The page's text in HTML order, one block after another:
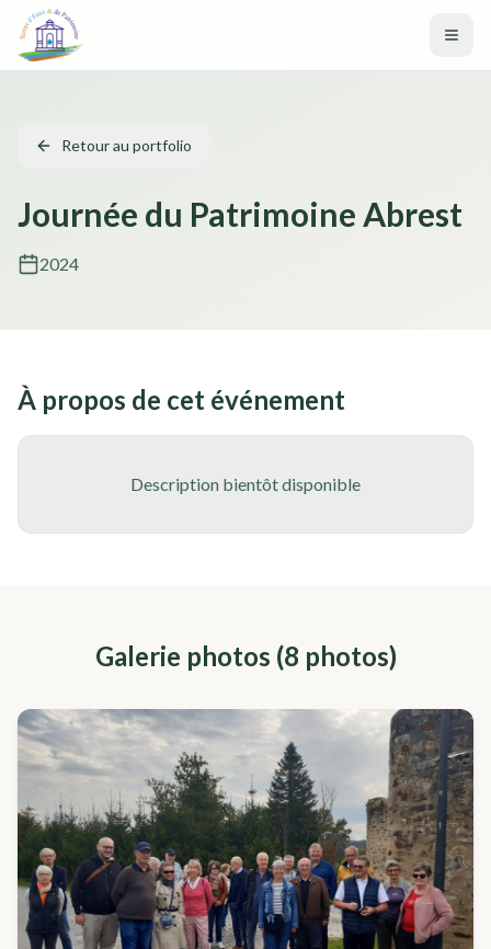
Aller au contenu principal
Retour au portfolio
Journée du Patrimoine Abrest
2024
À propos de cet événement
Description bientôt disponible
Galerie photos (8 photos)